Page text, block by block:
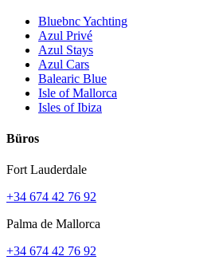
Bluebnc Yachting
Azul Privé
Azul Stays
Azul Cars
Balearic Blue
Isle of Mallorca
Isles of Ibiza
Büros
Fort Lauderdale
+34 674 42 76 92
Palma de Mallorca
+34 674 42 76 92